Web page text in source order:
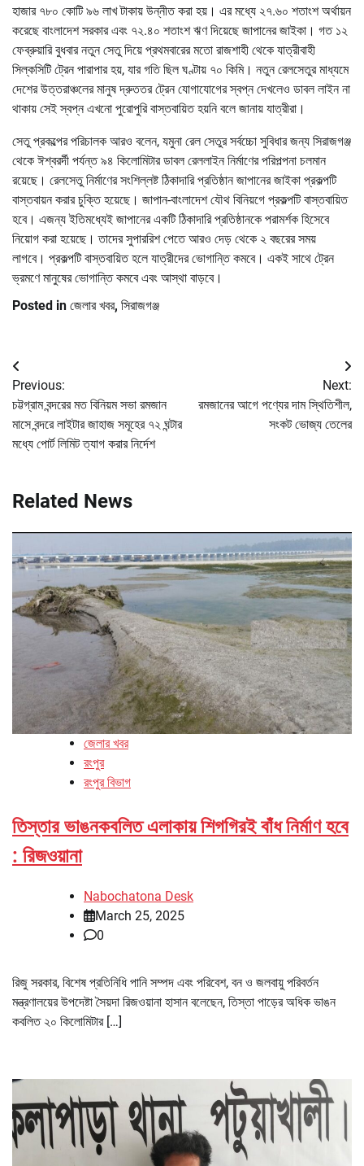
হাজার ৭৮০ কোটি ৯৬ লাখ টাকায় উন্নীত করা হয়। এর মধ্যে ২৭.৬০ শতাংশ অর্থায়ন
করেছে বাংলাদেশ সরকার এবং ৭২.৪০ শতাংশ ঋণ দিয়েছে জাপানের জাইকা। গত ১২
ফেব্রুয়ারি বুধবার নতুন সেতু দিয়ে প্রথমবারের মতো রাজশাহী থেকে যাত্রীবাহী
সিল্কসিটি ট্রেন পারাপার হয়, যার গতি ছিল ঘণ্টায় ৭০ কিমি। নতুন রেলসেতুর মাধ্যমে
দেশের উত্তরাঞ্চলের মানুষ দ্রুততর ট্রেন যোগাযোগের স্বপ্ন দেখলেও ডাবল লাইন না
থাকায় সেই স্বপ্ন এখনো পুরোপুরি বাস্তবায়িত হয়নি বলে জানায় যাত্রীরা।
সেতু প্রকল্পের পরিচালক আরও বলেন, যমুনা রেল সেতুর সর্বচ্চো সুবিধার জন্য সিরাজগঞ্জ
থেকে ঈশ্বরর্দী পর্যন্ত ৯৪ কিলোমিটার ডাবল রেললাইন নির্মাণের পরিপল্পনা চলমান
রয়েছে। রেলসেতু নির্মাণের সংশিল্লষ্ট ঠিকাদারি প্রতিষ্ঠান জাপানের জাইকা প্রকল্পটি
বাস্তবায়ন করার চুক্তি হয়েছে। জাপান-বাংলাদেশ যৌথ বিনিয়গে প্রকল্পটি বাস্তবায়িত
হবে। এজন্য ইতিমধ্যেই জাপানের একটি ঠিকাদারি প্রতিষ্ঠানকে পরামর্শক হিসেবে
নিয়োগ করা হয়েছে। তাদের সুপাররিশ পেতে আরও দেড় থেকে ২ বছরের সময়
লাগবে। প্রকল্পটি বাস্তবায়িত হলে যাত্রীদের ভোগান্তি কমবে। একই সাথে ট্রেন
ভ্রমণে মানুষের ভোগান্তি কমবে এবং আস্থা বাড়বে।
Posted in জেলার খবর, সিরাজগঞ্জ
Post
navigation
Previous:
চট্টগ্রাম বন্দরের মত বিনিয়ম সভা রমজান
মাসে বন্দরে লাইটার জাহাজ সমূহের ৭২ ঘন্টার
মধ্যে পোর্ট লিমিট ত্যাগ করার নির্দেশ
Next:
রমজানের আগে পণ্যের দাম স্থিতিশীল,
সংকট ভোজ্য তেলের
Related News
জেলার খবর
রংপুর
রংপুর বিভাগ
তিস্তার ভাঙনকবলিত এলাকায় শিগগিরই বাঁধ নির্মাণ হবে
: রিজওয়ানা
Nabochatona Desk
March 25, 2025
0
রিজু সরকার, বিশেষ প্রতিনিধি পানি সম্পদ এবং পরিবেশ, বন ও জলবায়ু পরিবর্তন
মন্ত্রণালয়ের উপদেষ্টা সৈয়দা রিজওয়ানা হাসান বলেছেন, তিস্তা পাড়ের অধিক ভাঙন
কবলিত ২০ কিলোমিটার […]